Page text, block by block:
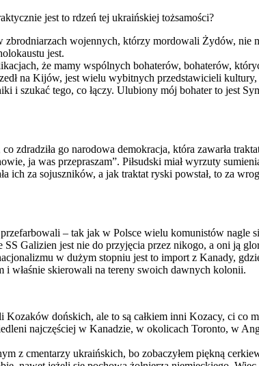
jest to rdzeń tej ukraińskiej tożsamości?
wojennych, którzy mordowali Żydów, nie
jest.
że mamy wspólnych bohaterów, bohaterów,
na Kijów, jest wielu wybitnych przedstawicieli
i szukać tego, co łączy. Ulubiony mój bohater to jest
zdradziła go narodowa demokracja, która zawarła
ja was przepraszam”. Piłsudski miał wyrzuty
ich za sojuszników, a jak traktat ryski powstał, to za
– tak jak w Polsce wielu komunistów nagle
Galizien jest nie do przyjęcia przez nikogo, a oni ją
w dużym stopniu jest to import z Kanady,
właśnie skierowali na tereny swoich dawnych kolonii.
dońskich, ale to są całkiem inni Kozacy, ci
najczęściej w Kanadzie, w okolicach Toronto, w
z cmentarzy ukraińskich, bo zobaczyłem piękną